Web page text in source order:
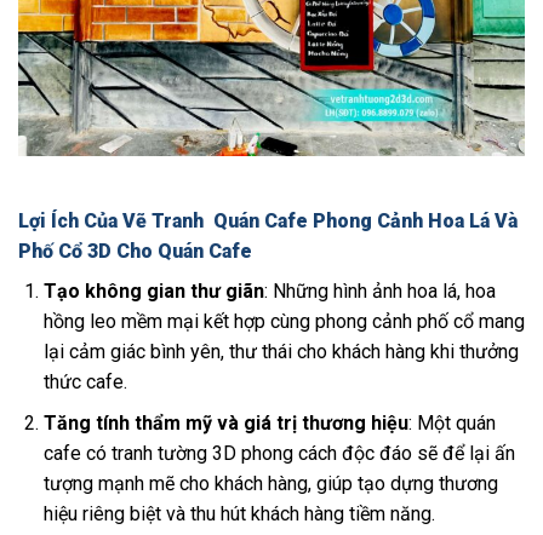
Lợi Ích Của Vẽ Tranh Quán Cafe Phong Cảnh Hoa Lá Và
Phố Cổ 3D Cho Quán Cafe
Tạo không gian thư giãn: Những hình ảnh hoa lá, hoa
hồng leo mềm mại kết hợp cùng phong cảnh phố cổ mang
lại cảm giác bình yên, thư thái cho khách hàng khi thưởng
thức cafe.
Tăng tính thẩm mỹ và giá trị thương hiệu: Một quán
cafe có tranh tường 3D phong cách độc đáo sẽ để lại ấn
tượng mạnh mẽ cho khách hàng, giúp tạo dựng thương
hiệu riêng biệt và thu hút khách hàng tiềm năng.